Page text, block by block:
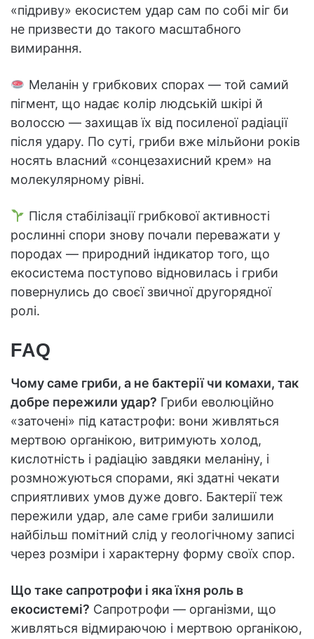
«підриву» екосистем удар сам по собі міг би
не призвести до такого масштабного
вимирання.
Меланін у грибкових спорах — той самий
пігмент, що надає колір людській шкірі й
волоссю — захищав їх від посиленої радіації
після удару. По суті, гриби вже мільйони років
носять власний «сонцезахисний крем» на
молекулярному рівні.
Після стабілізації грибкової активності
рослинні спори знову почали переважати у
породах — природний індикатор того, що
екосистема поступово відновилась і гриби
повернулись до своєї звичної другорядної
ролі.
FAQ
Чому саме гриби, а не бактерії чи комахи, так
добре пережили удар? Гриби еволюційно
«заточені» під катастрофи: вони живляться
мертвою органікою, витримують холод,
кислотність і радіацію завдяки меланіну, і
розмножуються спорами, які здатні чекати
сприятливих умов дуже довго. Бактерії теж
пережили удар, але саме гриби залишили
найбільш помітний слід у геологічному записі
через розміри і характерну форму своїх спор.
Що таке сапротрофи і яка їхня роль в
екосистемі? Сапротрофи — організми, що
живляться відмираючою і мертвою органікою,